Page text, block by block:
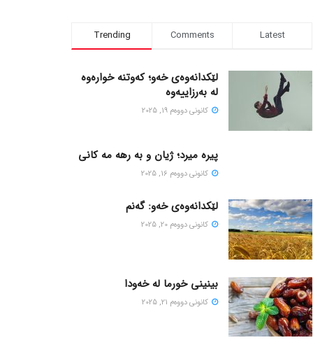
Trending Comments Latest
لێکدانەوەی خەو؛ کەوتنە خوارەوە
لە بەرزاییەوە
كانونی دووه‌م 19, 2025
پیره میرد؛ ژیان و به رهه مه کانی
كانونی دووه‌م 16, 2025
لێکدانەوەی خەو: گەنم
كانونی دووه‌م 20, 2025
بینینی خورما لە خەودا
كانونی دووه‌م 21, 2025